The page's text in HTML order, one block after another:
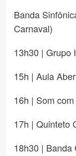
Banda
Carnaval)
13h30 | Grupo
15h | Aula
16h | Som
17h | Quinteto
18h30 | Banda